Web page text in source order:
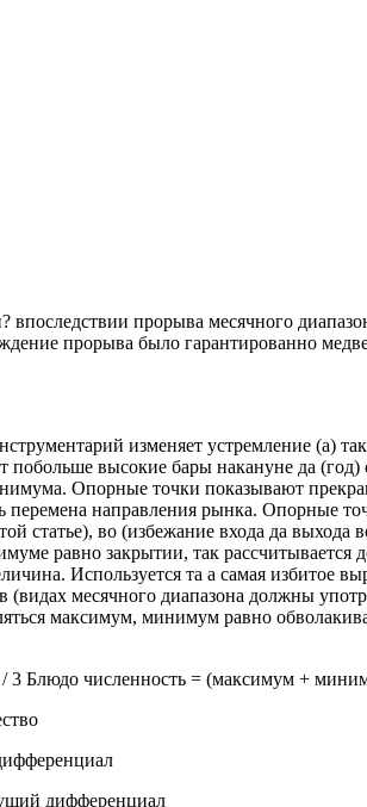
прорыва месячного
прорыва было гарантированно
изменяет устремление (а)
высокие бары накануне да (год)
Опорные точки показывают
направления рынка. Опорные
во (избежание входа да выхода
равно закрытии, так рассчитывается
Используется та а самая избитое
месячного диапазона должны
максимум, минимум равно
3 Блюдо численность = (максимум +
дифференциал